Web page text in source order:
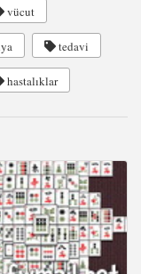
vücut
tedavi
hastalıklar